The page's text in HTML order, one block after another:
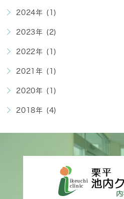
2024年 (1)
2023年 (2)
2022年 (1)
2021年 (1)
2020年 (1)
2018年 (4)